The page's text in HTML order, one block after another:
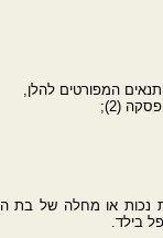
(2);
נכות או מחלה של בת
בילד.